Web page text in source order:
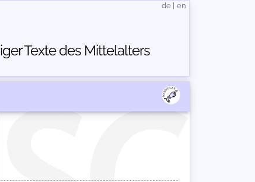
Texte des Mittelalters
de en